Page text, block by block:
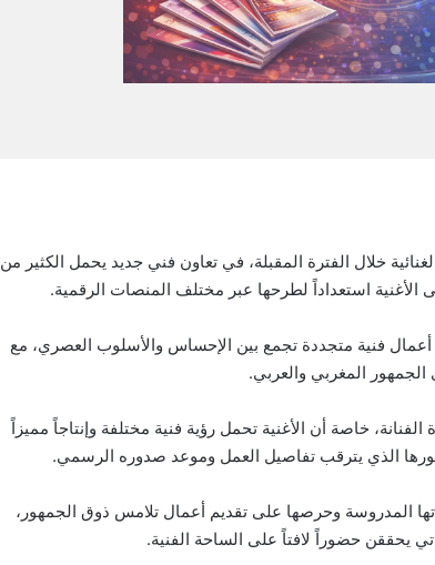
خلال الفترة المقبلة، في تعاون فني جديد يحمل الكثير من
استعداداً لطرحها عبر مختلف المنصات الرقمية.
فنية متجددة تجمع بين الإحساس والأسلوب العصري، مع
المغربي والعربي.
خاصة أن الأغنية تحمل رؤية فنية مختلفة وإنتاجاً مميزاً
الذي يترقب تفاصيل العمل وموعد صدوره الرسمي.
المدروسة وحرصها على تقديم أعمال تلامس ذوق الجمهور،
يحققن حضوراً لافتاً على الساحة الفنية.